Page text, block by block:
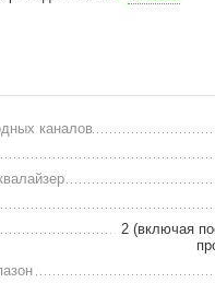
каналов
2 (включая